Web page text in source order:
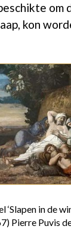
om
kon
in de
Pierre Puvis